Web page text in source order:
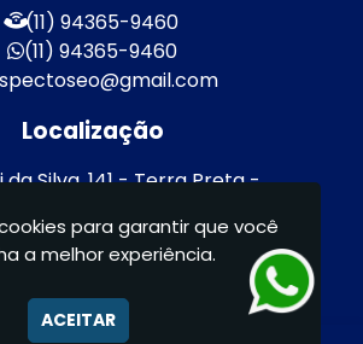
(11) 94365-9460
(11) 94365-9460
Localização
da Silva, 141 - Terra Preta -
Visual Ltda -
para garantir que você
a melhor experiência.
ACEITAR